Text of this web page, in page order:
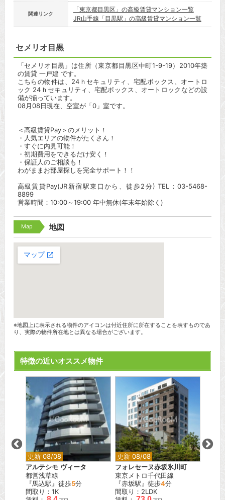
関連リンク
「東京都目黒区」の高級賃貸マンション一覧
JR山手線「目黒駅」の高級賃貸マンション一覧
セメリオ目黒
「セメリオ目黒」は住所（東京都目黒区中町1-9-19）2010年築
の賃貸 一戸建 です。
こちらの物件は、24ｈセキュリティ、宅配ボックス、オートロ
ック 24ｈセキュリティ、宅配ボックス、オートロックなどの設
備が揃っています。
08月08日現在、空室が「0」室です。
＜高級賃貸Pay＞のメリット！
・人気エリアの物件がたくさん！
・すぐに内見可能！
・初期費用をできるだけ安く！
・保証人のご相談も！
わがままお部屋探しを完全サポート！！
高級賃貸Pay(JR新宿駅東口から、徒歩2分) TEL：03-5468-
8899
営業時間：10:00～19:00 年中無休(年末年始除く)
Map 地図
※地図上に表示される物件のアイコンは付近住所に所在することを表すものであ
り、実際の物件所在地とは異なる場合がございます。
特徴の近いオススメ物件
更新 08/08
アルテシモ ヴィータ
都営浅草線
『馬込駅』徒歩5分
間取り：1K
更新 08/08
フォレセーヌ赤坂氷川町
東京メトロ千代田線
『赤坂駅』徒歩4分
間取り：2LDK